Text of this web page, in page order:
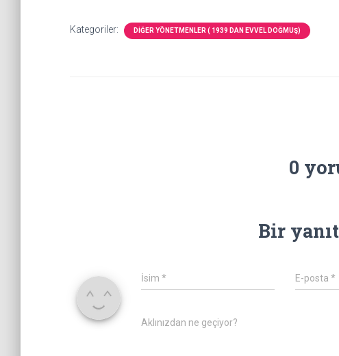
Kategoriler: DİĞER YÖNETMENLER ( 1939 DAN EVVEL DOĞMUŞ)
0
Bir
İsim * E-posta*
Aklınızdan ne geçiyor?